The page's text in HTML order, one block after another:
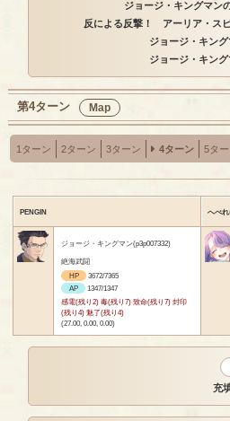
ジョージ・キングマン
反による反撃！ アーリア・ス
ジョージ・キン
ジョージ・キン
第4ターン Map
1ターン 2ターン 3ターン 4ターン 5ター
PENGIN へべ
ジョージ・キングマン(p3p007332)
絶海武闘
HP
3672/7365
AP
1347/1347
感電(残り2) 毒(残り7) 致命(残り7) 封印
(残り4) 魅了(残り4)
(27.00, 0.00, 0.00)
充